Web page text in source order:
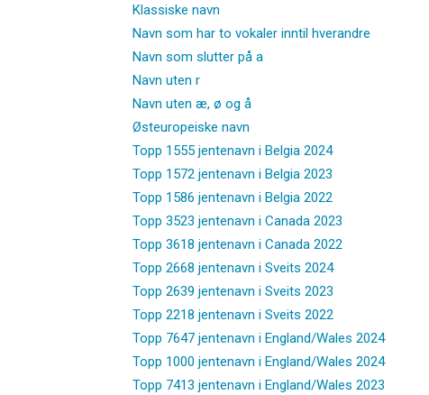
Klassiske navn
Navn som har to vokaler inntil hverandre
Navn som slutter på a
Navn uten r
Navn uten æ, ø og å
Østeuropeiske navn
Topp 1555 jentenavn i Belgia 2024
Topp 1572 jentenavn i Belgia 2023
Topp 1586 jentenavn i Belgia 2022
Topp 3523 jentenavn i Canada 2023
Topp 3618 jentenavn i Canada 2022
Topp 2668 jentenavn i Sveits 2024
Topp 2639 jentenavn i Sveits 2023
Topp 2218 jentenavn i Sveits 2022
Topp 7647 jentenavn i England/Wales 2024
Topp 1000 jentenavn i England/Wales 2024
Topp 7413 jentenavn i England/Wales 2023